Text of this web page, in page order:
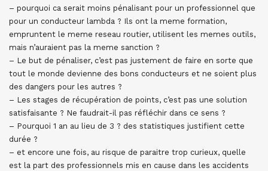
– pourquoi ca serait moins pénalisant pour un professionnel que
pour un conducteur lambda ? Ils ont la meme formation,
empruntent le meme reseau routier, utilisent les memes outils,
mais n’auraient pas la meme sanction ?
– Le but de pénaliser, c’est pas justement de faire en sorte que
tout le monde devienne des bons conducteurs et ne soient plus
des dangers pour les autres ?
– Les stages de récupération de points, c’est pas une solution
satisfaisante ? Ne faudrait-il pas réfléchir dans ce sens ?
– Pourquoi 1 an au lieu de 3 ? des statistiques justifient cette
durée ?
– et encore une fois, au risque de paraitre trop curieux, quelle
est la part des professionnels mis en cause dans les accidents